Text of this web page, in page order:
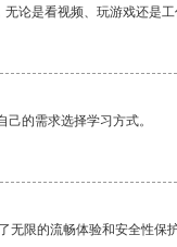
论是看视频、玩游戏还是
的需求选择学习方式。
无限的流畅体验和安全性保护